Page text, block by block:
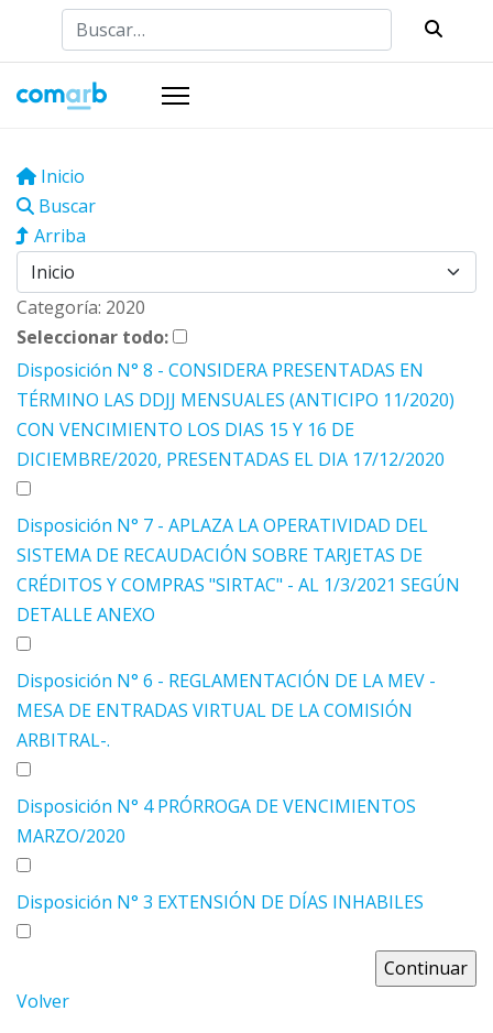
Buscar
Inicio
Buscar
Arriba
Categoría: 2020
Seleccionar todo:
Disposición N° 8 - CONSIDERA PRESENTADAS EN
TÉRMINO LAS DDJJ MENSUALES (ANTICIPO 11/2020)
CON VENCIMIENTO LOS DIAS 15 Y 16 DE
DICIEMBRE/2020, PRESENTADAS EL DIA 17/12/2020
Disposición N° 7 - APLAZA LA OPERATIVIDAD DEL
SISTEMA DE RECAUDACIÓN SOBRE TARJETAS DE
CRÉDITOS Y COMPRAS "SIRTAC" - AL 1/3/2021 SEGÚN
DETALLE ANEXO
Disposición N° 6 - REGLAMENTACIÓN DE LA MEV -
MESA DE ENTRADAS VIRTUAL DE LA COMISIÓN
ARBITRAL-.
Disposición N° 4 PRÓRROGA DE VENCIMIENTOS
MARZO/2020
Disposición N° 3 EXTENSIÓN DE DÍAS INHABILES
Volver